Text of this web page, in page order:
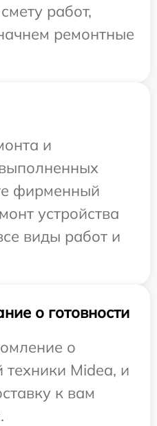
работ,
ремонтные
и
фирменный
устройства
виды работ и
о готовности
о
Midea, и
к вам